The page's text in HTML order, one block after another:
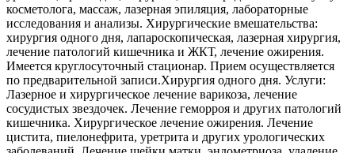
косметолога, массаж, лазерная эпиляция, лабораторные
исследования и анализы. Хирургические вмешательства:
хирургия одного дня, лапароскопическая, лазерная хирургия,
лечение патологий кишечника и ЖКТ, лечение ожирения.
Имеется круглосуточный стационар. Прием осуществляется
по предварительной записи.Хирургия одного дня. Услуги:
Лазерное и хирургическое лечение варикоза, лечение
сосудистых звездочек. Лечение геморроя и других патологий
кишечника. Хирургическое лечение ожирения. Лечение
цистита, пиелонефрита, уретрита и других урологических